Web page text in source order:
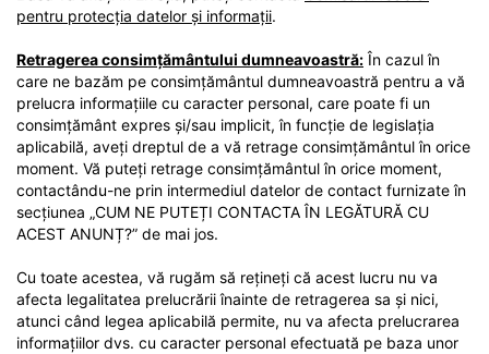
pentru protecția datelor și informații.
Retragerea consimțământului dumneavoastră: În cazul în
care ne bazăm pe consimțământul dumneavoastră pentru a vă
prelucra informațiile cu caracter personal, care poate fi un
consimțământ expres și/sau implicit, în funcție de legislația
aplicabilă, aveți dreptul de a vă retrage consimțământul în orice
moment. Vă puteți retrage consimțământul în orice moment,
contactându-ne prin intermediul datelor de contact furnizate în
secțiunea „CUM NE PUTEȚI CONTACTA ÎN LEGĂTURĂ CU
ACEST ANUNȚ?” de mai jos.
Cu toate acestea, vă rugăm să rețineți că acest lucru nu va
afecta legalitatea prelucrării înainte de retragerea sa și nici,
atunci când legea aplicabilă permite, nu va afecta prelucrarea
informațiilor dvs. cu caracter personal efectuată pe baza unor